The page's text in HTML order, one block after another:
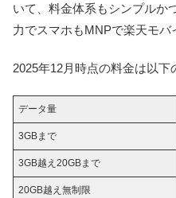
いて、料金体系もシンプルか
力でスマホもMNPで楽天モバ
2025年12月時点の料金は以下
データ量
3GBまで
3GB越え20GBまで
20GB越え無制限